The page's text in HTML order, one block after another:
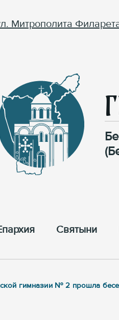
Митрополита
Cвятыни
гимназии № 2 прошла